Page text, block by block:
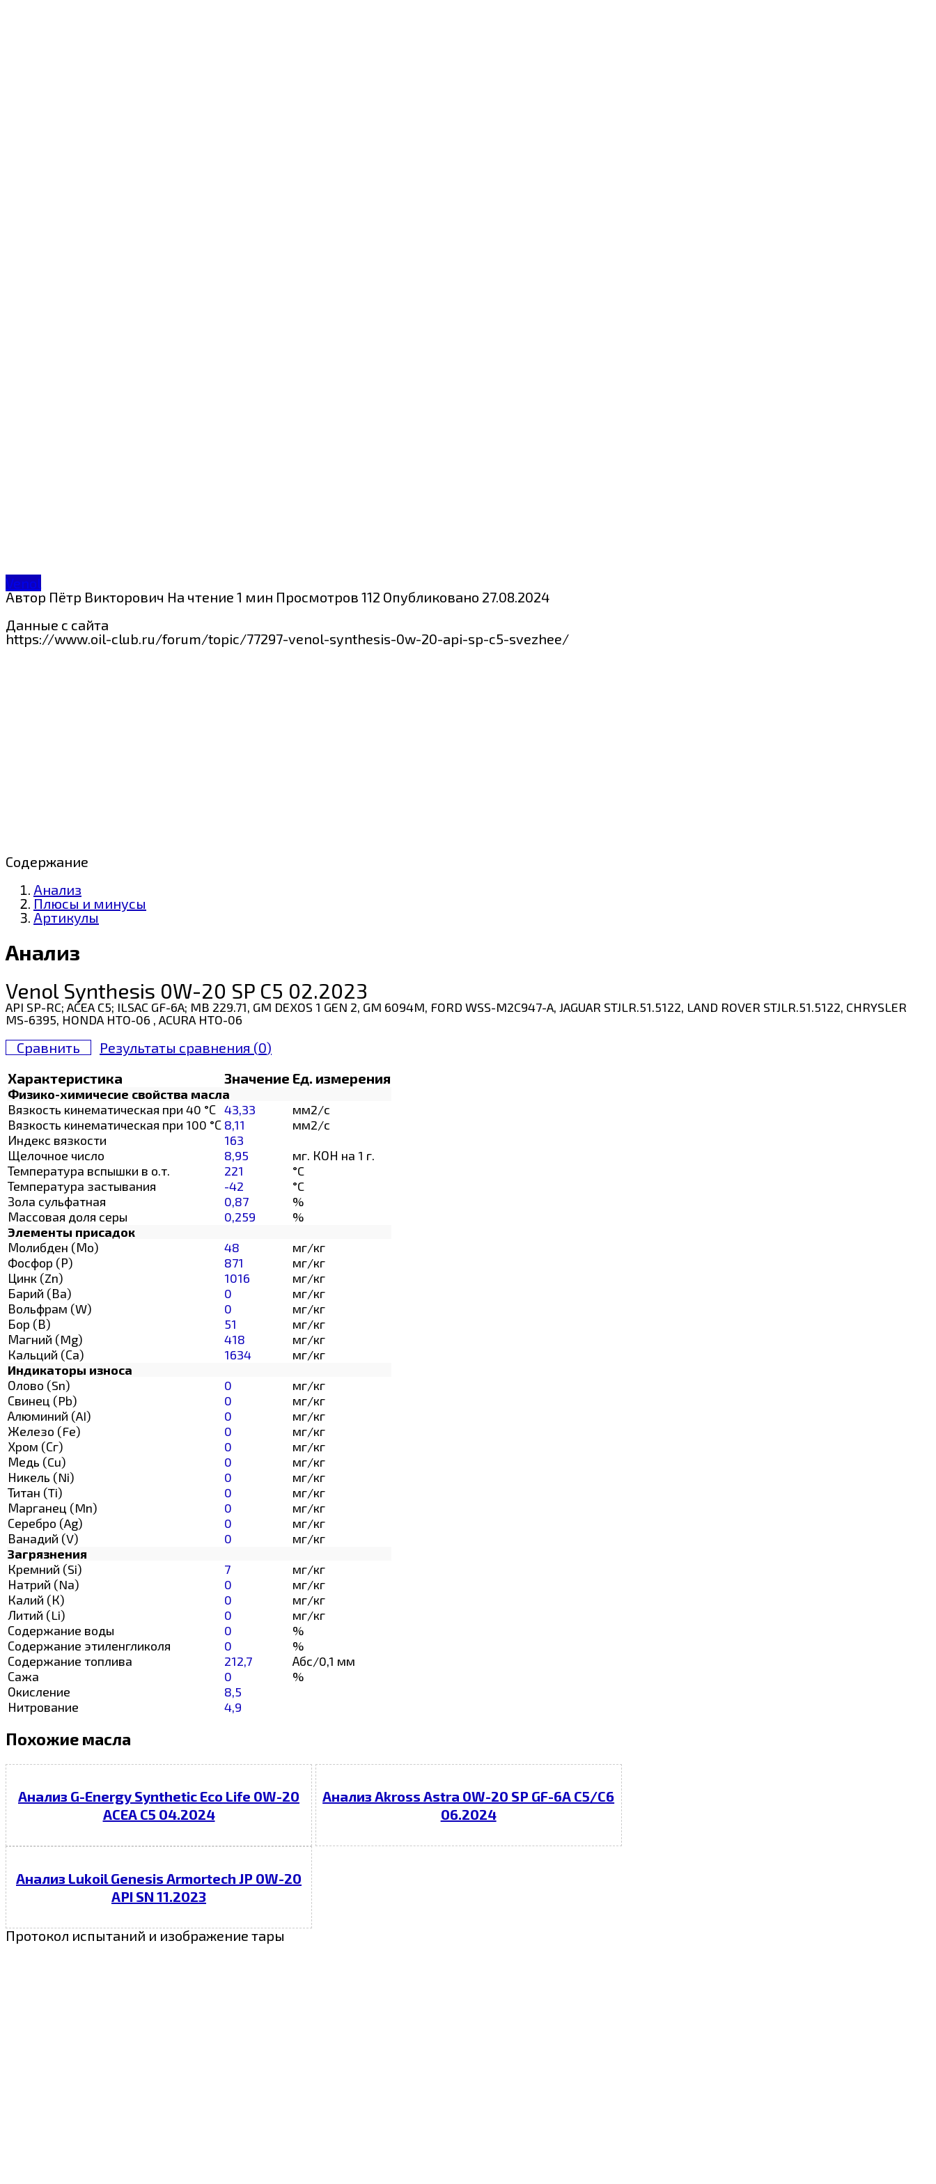
Venol
Автор Пётр Викторович На чтение 1 мин Просмотров 112 Опубликовано 27.08.2024
Данные с сайта
https://www.oil-club.ru/forum/topic/77297-venol-synthesis-0w-20-api-sp-c5-svezhee/
Содержание
Анализ
Плюсы и минусы
Артикулы
Анализ
Venol Synthesis 0W-20 SP C5 02.2023
API SP-RC; ACEA C5; ILSAC GF-6A; MB 229.71, GM DEXOS 1 GEN 2, GM 6094M, FORD WSS-M2C947-A, JAGUAR STJLR.51.5122, LAND ROVER STJLR.51.5122, CHRYSLER
MS-6395, HONDA HTO-06 , ACURA HTO-06
Сравнить Результаты сравнения (0)
Характеристика
Значение Ед. измерения
Физико-химичесие свойства масла
Вязкость кинематическая при 40 °С 43,33
мм2/с
Вязкость кинематическая при 100 °С 8,11
мм2/с
Индекс вязкости
163
Щелочное число
8,95
мг. КОН на 1 г.
Температура вспышки в о.т.
221
°C
Температура застывания
-42
°C
Зола сульфатная
0,87
%
Массовая доля серы
0,259
%
Элементы присадок
Молибден (Мо)
48
мг/кг
Фосфор (Р)
871
мг/кг
Цинк (Zn)
1016
мг/кг
Барий (Ва)
0
мг/кг
Вольфрам (W)
0
мг/кг
Бор (В)
51
мг/кг
Магний (Mg)
418
мг/кг
Кальций (Са)
1634
мг/кг
Индикаторы износа
Олово (Sn)
0
мг/кг
Свинец (Pb)
0
мг/кг
Алюминий (AI)
0
мг/кг
Железо (Fe)
0
мг/кг
Хром (Сг)
0
мг/кг
Медь (Cu)
0
мг/кг
Никель (Ni)
0
мг/кг
Титан (Ti)
0
мг/кг
Марганец (Mn)
0
мг/кг
Серебро (Ag)
0
мг/кг
Ванадий (V)
0
мг/кг
Загрязнения
Кремний (Si)
7
мг/кг
Натрий (Na)
0
мг/кг
Калий (К)
0
мг/кг
Литий (Li)
0
мг/кг
Содержание воды
0
%
Содержание этиленгликоля
0
%
Содержание топлива
212,7
Абс/0,1 мм
Сажа
0
%
Окисление
8,5
Нитрование
4,9
Похожие масла
Анализ G-Energy Synthetic Eco Life 0W-20
ACEA C5 04.2024
Анализ Akross Astra 0W-20 SP GF-6A C5/C6
06.2024
Анализ Lukoil Genesis Armortech JP 0W-20
API SN 11.2023
Протокол испытаний и изображение тары